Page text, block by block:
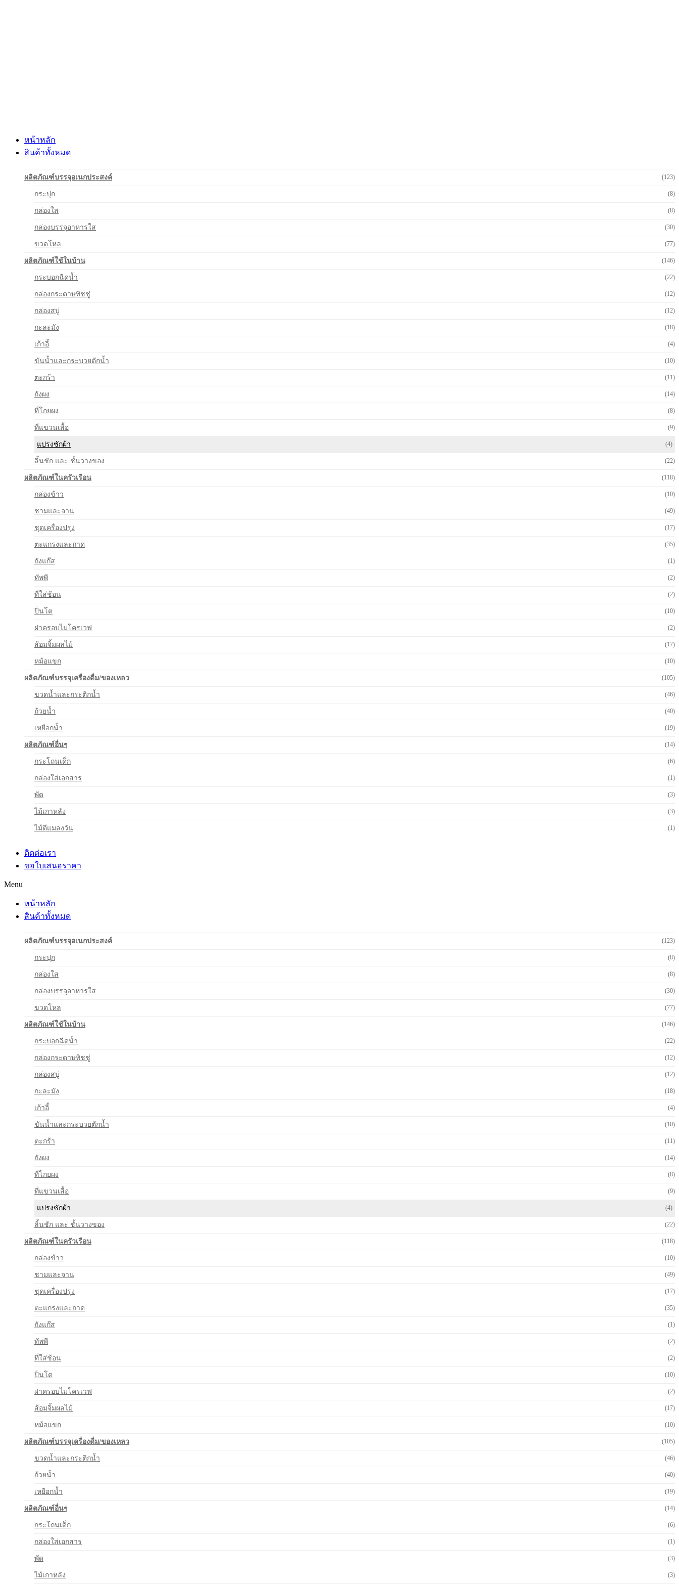
หน้าหลัก
สินค้าทั้งหมด
ผลิตภัณฑ์บรรจุอเนกประสงค์ (123)
กระปุก (8)
กล่องใส (8)
กล่องบรรจุอาหารใส (30)
ขวดโหล (77)
ผลิตภัณฑ์ใช้ในบ้าน (146)
กระบอกฉีดน้ำ (22)
กล่องกระดาษทิชชู่ (12)
กล่องสบู่ (12)
กะละมัง (18)
เก้าอี้ (4)
ขันน้ำและกระบวยตักน้ำ (10)
ตะกร้า (11)
ถังผง (14)
ที่โกยผง (8)
ที่แขวนเสื้อ (9)
แปรงซักผ้า (4)
ลิ้นชัก และ ชั้นวางของ (22)
ผลิตภัณฑ์ในครัวเรือน (118)
กล่องข้าว (10)
ชามและจาน (49)
ชุดเครื่องปรุง (17)
ตะแกรงและถาด (35)
ถังแก๊ส (1)
ทัพพี (2)
ที่ใส่ช้อน (2)
ปิ่นโต (10)
ฝาครอบไมโครเวฟ (2)
ส้อมจิ้มผลไม้ (17)
หม้อแขก (10)
ผลิตภัณฑ์บรรจุเครื่องดื่ม/ของเหลว (105)
ขวดน้ำและกระติกน้ำ (46)
ถ้วยน้ำ (40)
เหยือกน้ำ (19)
ผลิตภัณฑ์อื่นๆ (14)
กระโถนเด็ก (6)
กล่องใส่เอกสาร (1)
พัด (3)
ไม้เกาหลัง (3)
ไม้ตีแมลงวัน (1)
ติดต่อเรา
ขอใบเสนอราคา
Menu
หน้าหลัก
สินค้าทั้งหมด
ผลิตภัณฑ์บรรจุอเนกประสงค์ (123)
กระปุก (8)
กล่องใส (8)
กล่องบรรจุอาหารใส (30)
ขวดโหล (77)
ผลิตภัณฑ์ใช้ในบ้าน (146)
กระบอกฉีดน้ำ (22)
กล่องกระดาษทิชชู่ (12)
กล่องสบู่ (12)
กะละมัง (18)
เก้าอี้ (4)
ขันน้ำและกระบวยตักน้ำ (10)
ตะกร้า (11)
ถังผง (14)
ที่โกยผง (8)
ที่แขวนเสื้อ (9)
แปรงซักผ้า (4)
ลิ้นชัก และ ชั้นวางของ (22)
ผลิตภัณฑ์ในครัวเรือน (118)
กล่องข้าว (10)
ชามและจาน (49)
ชุดเครื่องปรุง (17)
ตะแกรงและถาด (35)
ถังแก๊ส (1)
ทัพพี (2)
ที่ใส่ช้อน (2)
ปิ่นโต (10)
ฝาครอบไมโครเวฟ (2)
ส้อมจิ้มผลไม้ (17)
หม้อแขก (10)
ผลิตภัณฑ์บรรจุเครื่องดื่ม/ของเหลว (105)
ขวดน้ำและกระติกน้ำ (46)
ถ้วยน้ำ (40)
เหยือกน้ำ (19)
ผลิตภัณฑ์อื่นๆ (14)
กระโถนเด็ก (6)
กล่องใส่เอกสาร (1)
พัด (3)
ไม้เกาหลัง (3)